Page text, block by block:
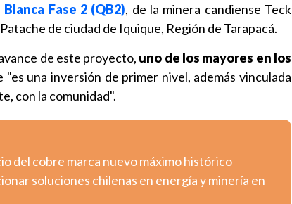
Fase 2 (QB2), de la minera candiense Teck
de ciudad de Iquique, Región de Tarapacá.
de este proyecto, uno de los mayores en los
"es una inversión de primer nivel, además vinculada
con la comunidad".
del cobre marca nuevo máximo histórico
soluciones chilenas en energía y minería en